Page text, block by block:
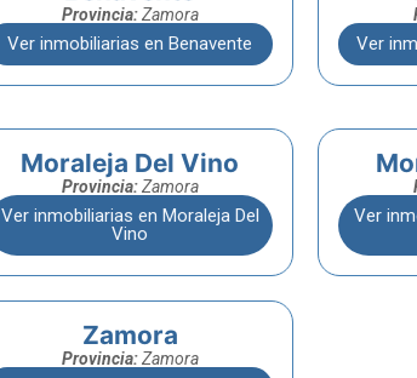
Provincia:Zamora
Ver inmobiliarias en Benavente Ver
Moraleja Del Vino
Provincia:Zamora
Ver inmobiliarias en Moraleja Del
Vino
Ver
Zamora
Provincia:Zamora